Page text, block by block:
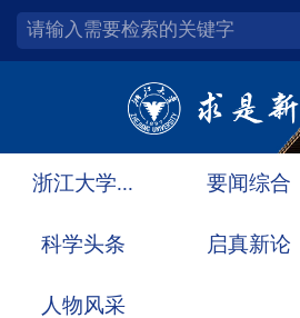
浙江大学... 要闻综合
科学头条 启真新论
人物风采